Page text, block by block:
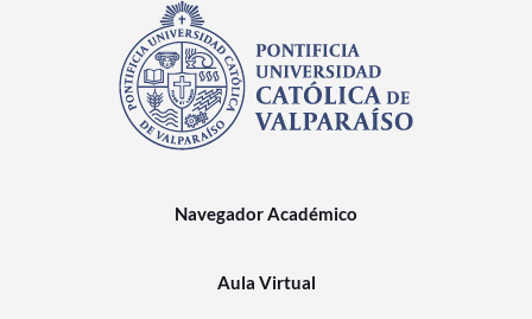
Navegador Académico
Aula Virtual